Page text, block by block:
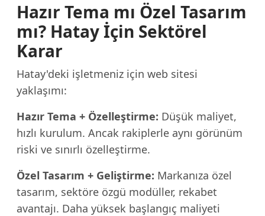
Hazır Tema mı Özel Tasarım
mı? Hatay İçin Sektörel
Karar
Hatay'deki işletmeniz için web sitesi
yaklaşımı:
Hazır Tema + Özelleştirme: Düşük maliyet,
hızlı kurulum. Ancak rakiplerle aynı görünüm
riski ve sınırlı özelleştirme.
Özel Tasarım + Geliştirme: Markanıza özel
tasarım, sektöre özgü modüller, rekabet
avantajı. Daha yüksek başlangıç maliyeti